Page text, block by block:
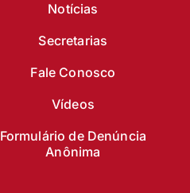
Notícias
Secretarias
Fale Conosco
Vídeos
Formulário de Denúncia
Anônima